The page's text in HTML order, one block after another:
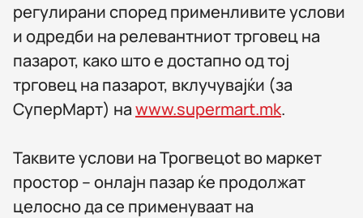
регулирани според применливите услови
и одредби на релевантниот трговец на
пазарот, како што е достапно од тој
трговец на пазарот, вклучувајќи (за
СуперМарт) наwww.supermart.mk.
Таквите услови на Трогвецot во маркет
простор – онлајн пазар ќе продолжат
целосно да се применуваат на